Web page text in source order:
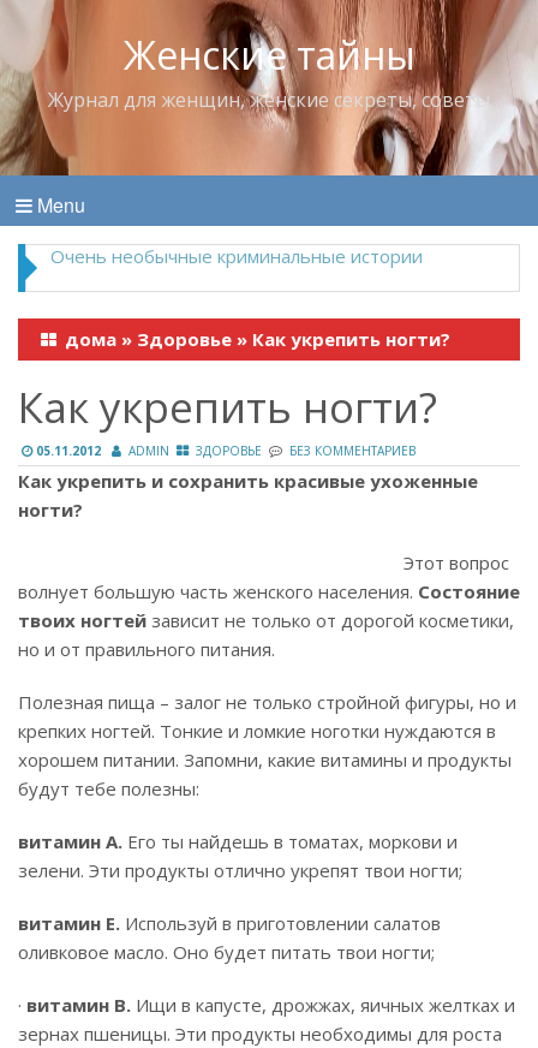
Женские тайны
Журнал для женщин, женские секреты, советы
Menu
Владимир Набоков — повелитель Лоллит
дома » Здоровье » Как укрепить ногти?
Как укрепить ногти?
05.11.2012 ADMIN ЗДОРОВЬЕ БЕЗ КОММЕНТАРИЕВ
Как укрепить и сохранить красивые ухоженные
ногти?
Этот вопрос
волнует большую часть женского населения. Состояние
твоих ногтей зависит не только от дорогой косметики,
но и от правильного питания.
Полезная пища – залог не только стройной фигуры, но и
крепких ногтей. Тонкие и ломкие ноготки нуждаются в
хорошем питании. Запомни, какие витамины и продукты
будут тебе полезны:
витамин А. Его ты найдешь в томатах, моркови и
зелени. Эти продукты отлично укрепят твои ногти;
витамин Е. Используй в приготовлении салатов
оливковое масло. Оно будет питать твои ногти;
· витамин В. Ищи в капусте, дрожжах, яичных желтках и
зернах пшеницы. Эти продукты необходимы для роста